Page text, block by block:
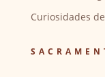
Curiosidades